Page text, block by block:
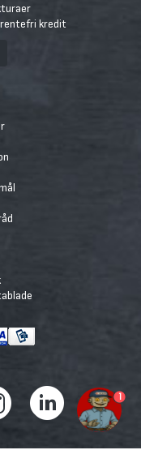
kredit
1